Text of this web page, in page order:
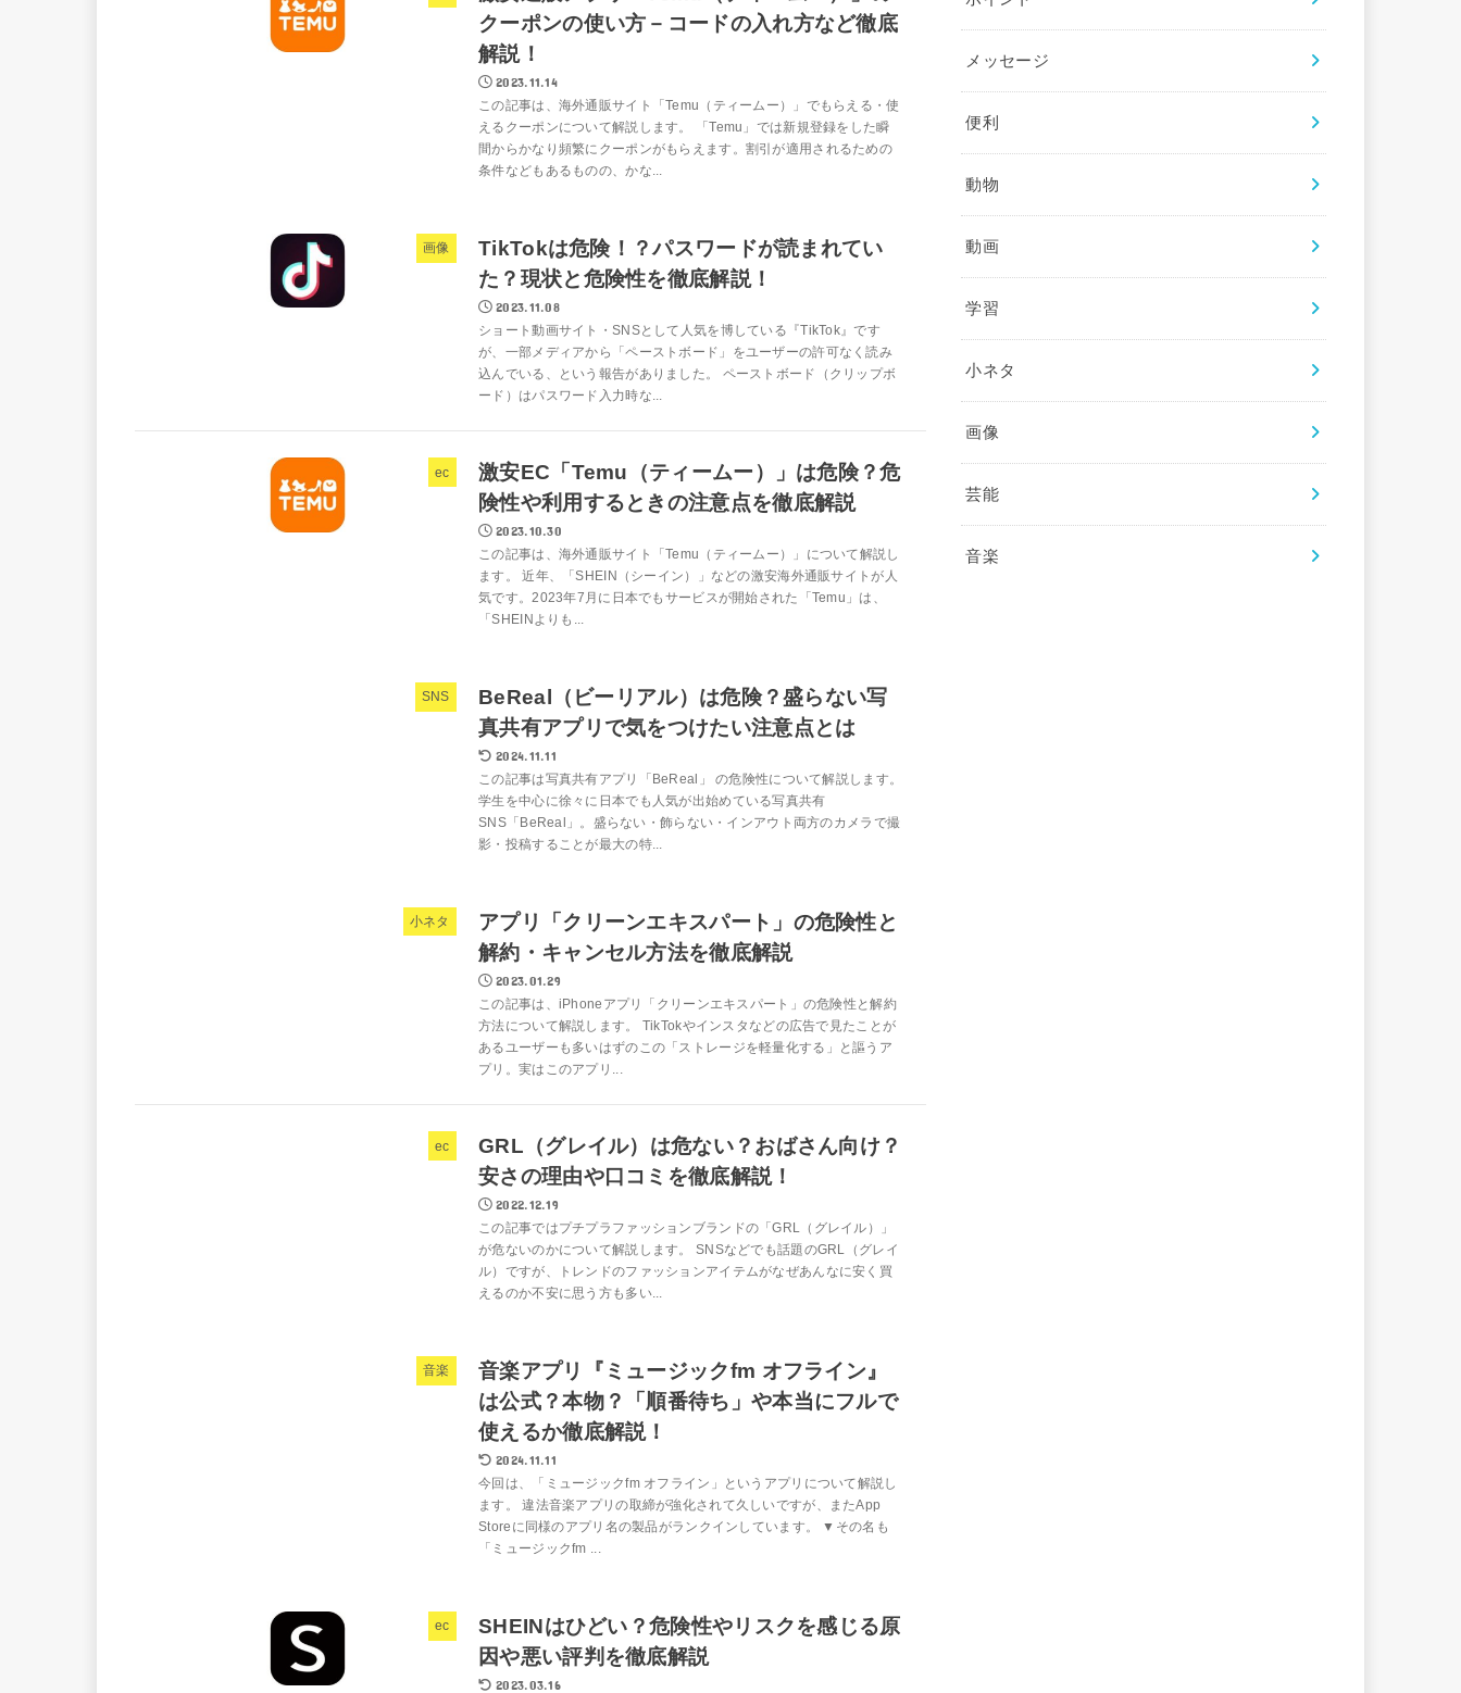
クーポンの使い方－コードの入れ方など徹底
解説！
2023.11.14
この記事は、海外通販サイト「Temu（ティームー）」でもらえる・使
えるクーポンについて解説します。 「Temu」では新規登録をした瞬
間からかなり頻繁にクーポンがもらえます。割引が適用されるための
条件などもあるものの、かな...
画像
TikTokは危険！？パスワードが読まれてい
た？現状と危険性を徹底解説！
2023.11.08
ショート動画サイト・SNSとして人気を博している『TikTok』です
が、一部メディアから「ペーストボード」をユーザーの許可なく読み
込んでいる、という報告がありました。 ペーストボード（クリップボ
ード）はパスワード入力時な...
ec
激安EC「Temu（ティームー）」は危険？危
険性や利用するときの注意点を徹底解説
2023.10.30
この記事は、海外通販サイト「Temu（ティームー）」について解説し
ます。 近年、「SHEIN（シーイン）」などの激安海外通販サイトが人
気です。2023年7月に日本でもサービスが開始された「Temu」は、
「SHEINよりも...
SNS
BeReal（ビーリアル）は危険？盛らない写
真共有アプリで気をつけたい注意点とは
2024.11.11
この記事は写真共有アプリ「BeReal」 の危険性について解説します。
学生を中心に徐々に日本でも人気が出始めている写真共有
SNS「BeReal」。盛らない・飾らない・インアウト両方のカメラで撮
影・投稿することが最大の特...
小ネタ
アプリ「クリーンエキスパート」の危険性と
解約・キャンセル方法を徹底解説
2023.01.29
この記事は、iPhoneアプリ「クリーンエキスパート」の危険性と解約
方法について解説します。 TikTokやインスタなどの広告で見たことが
あるユーザーも多いはずのこの「ストレージを軽量化する」と謳うア
プリ。実はこのアプリ...
ec
GRL（グレイル）は危ない？おばさん向け？
安さの理由や口コミを徹底解説！
2022.12.19
この記事ではプチプラファッションブランドの「GRL（グレイル）」
が危ないのかについて解説します。 SNSなどでも話題のGRL（グレイ
ル）ですが、トレンドのファッションアイテムがなぜあんなに安く買
えるのか不安に思う方も多い...
音楽
音楽アプリ『ミュージックfm オフライン』
は公式？本物？「順番待ち」や本当にフルで
使えるか徹底解説！
2024.11.11
今回は、「ミュージックfm オフライン」というアプリについて解説し
ます。 違法音楽アプリの取締が強化されて久しいですが、またApp
Storeに同様のアプリ名の製品がランクインしています。 ▼その名も
「ミュージックfm ...
ec
SHEINはひどい？危険性やリスクを感じる原
因や悪い評判を徹底解説
2023.03.16
メッセージ
便利
動物
動画
学習
小ネタ
画像
芸能
音楽